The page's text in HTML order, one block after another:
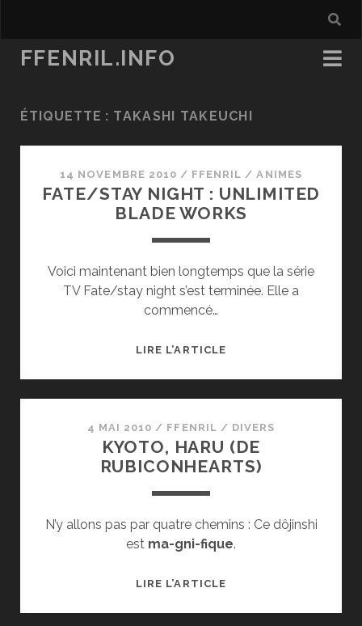
FFENRIL.INFO
ÉTIQUETTE : TAKASHI TAKEUCHI
14 NOVEMBRE 2010 / FFENRIL /ANIMES
FATE/STAY NIGHT : UNLIMITED
BLADE WORKS
Voici maintenant bien longtemps que la série
TV Fate/stay night s’est terminée. Elle a
commencé…
LIRE L’ARTICLEFATE/STAY
BLADE
WORKS
4 MAI 2010 / FFENRIL / DIVERS
KYOTO, HARU (DE
RUBICONHEARTS)
N’y allons pas par quatre chemins : Ce dôjinshi
est ma-gni-fique.
LIRE L’ARTICLEKYOTO,